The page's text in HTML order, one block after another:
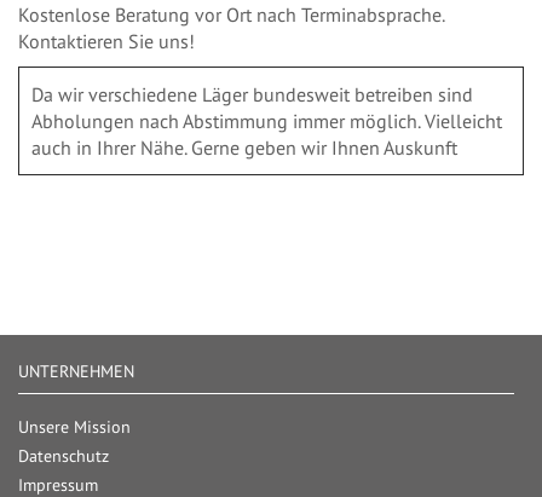
Kostenlose Beratung vor Ort nach Terminabsprache.
Kontaktieren Sie uns!
Da wir verschiedene Läger bundesweit betreiben sind
Abholungen nach Abstimmung immer möglich. Vielleicht
auch in Ihrer Nähe. Gerne geben wir Ihnen Auskunft
UNTERNEHMEN
Unsere Mission
Datenschutz
Impressum